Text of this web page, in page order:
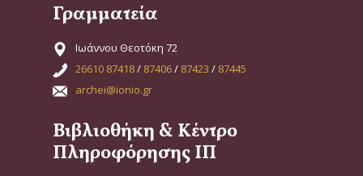
Γραμματεία
Ιωάννου Θεοτόκη 72
26610 87418/ 87406/ 87423 / 87445
archei@ionio.gr
Βιβλιοθήκη & Κέντρο
Πληροφόρησης ΙΠ